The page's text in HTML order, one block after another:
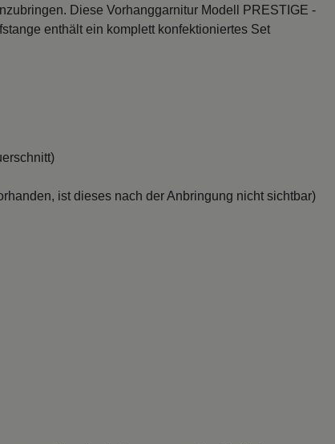
Diese Vorhanggarnitur Modell PRESTIGE -
enthält ein komplett konfektioniertes Set
ist dieses nach der Anbringung nicht sichtbar)